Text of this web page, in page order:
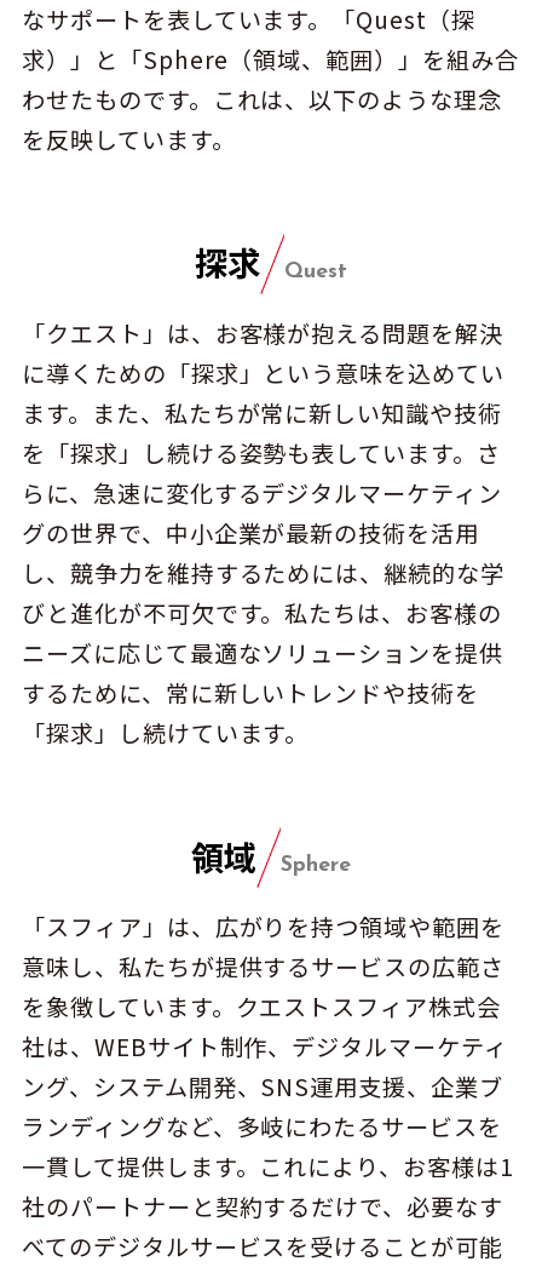
なサポートを表しています。「Quest（探
求）」と「Sphere（領域、範囲）」を組み合
わせたものです。これは、以下のような理念
を反映しています。
探求 Quest
「クエスト」は、お客様が抱える問題を解決
に導くための「探求」という意味を込めてい
ます。また、私たちが常に新しい知識や技術
を「探求」し続ける姿勢も表しています。さ
らに、急速に変化するデジタルマーケティン
グの世界で、中小企業が最新の技術を活用
し、競争力を維持するためには、継続的な学
びと進化が不可欠です。私たちは、お客様の
ニーズに応じて最適なソリューションを提供
するために、常に新しいトレンドや技術を
「探求」し続けています。
領域 Sphere
「スフィア」は、広がりを持つ領域や範囲を
意味し、私たちが提供するサービスの広範さ
を象徴しています。クエストスフィア株式会
社は、WEBサイト制作、デジタルマーケティ
ング、システム開発、SNS運用支援、企業ブ
ランディングなど、多岐にわたるサービスを
一貫して提供します。これにより、お客様は1
社のパートナーと契約するだけで、必要なす
べてのデジタルサービスを受けることが可能